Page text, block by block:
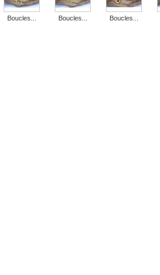
Boucles... Boucles... Boucles...